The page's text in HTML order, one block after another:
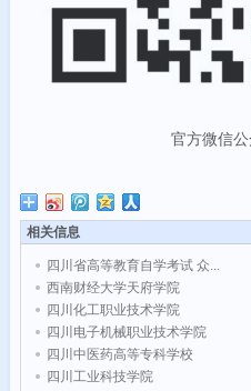
官方微信
相关信息
四川省高等教育自学考试 众...
西南财经大学天府学院
四川化工职业技术学院
四川电子机械职业技术学院
四川中医药高等专科学校
四川工业科技学院